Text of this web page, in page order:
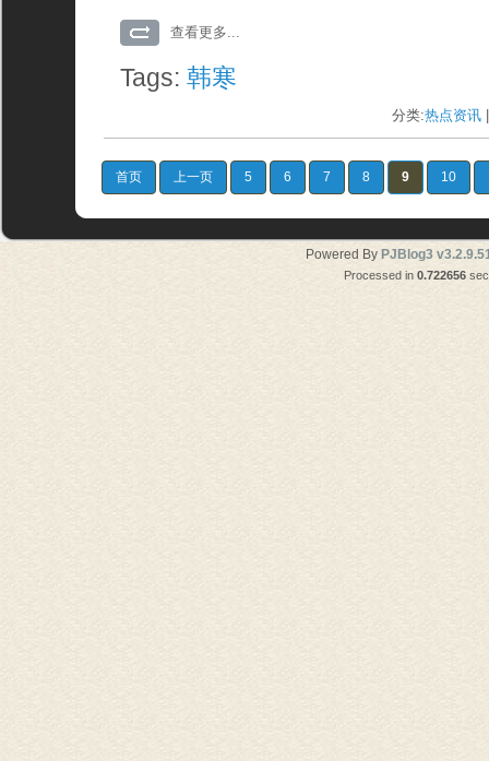
查看更多...
Tags:韩寒
分类:热点资讯
首页 上一页 5 6 7 8 9 10
Powered By PJBlog3
Processed in 0.722656